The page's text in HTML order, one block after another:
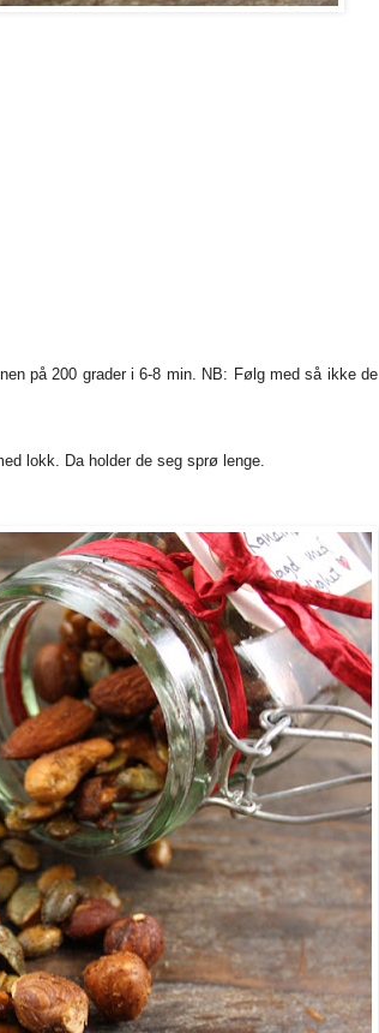
på 200 grader i 6-8 min. NB: Følg med så ikke de
lokk. Da holder de seg sprø lenge.